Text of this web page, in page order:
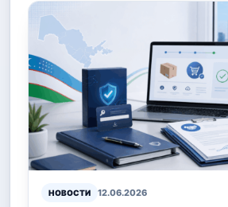
НОВОСТИ 12.06.2026